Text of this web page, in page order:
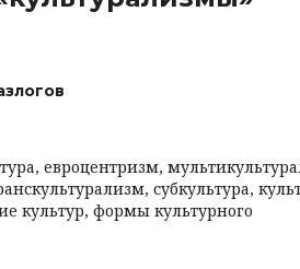
евроцентризм,
субкультура,
культур, формы культурного